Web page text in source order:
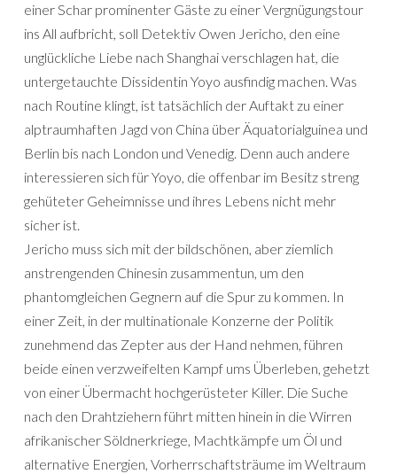
einer Schar prominenter Gäste zu einer Vergnügungstour
ins All aufbricht, soll Detektiv Owen Jericho, den eine
unglückliche Liebe nach Shanghai verschlagen hat, die
untergetauchte Dissidentin Yoyo ausfindig machen. Was
nach Routine klingt, ist tatsächlich der Auftakt zu einer
alptraumhaften Jagd von China über Äquatorialguinea und
Berlin bis nach London und Venedig. Denn auch andere
interessieren sich für Yoyo, die offenbar im Besitz streng
gehüteter Geheimnisse und ihres Lebens nicht mehr
sicher ist.
Jericho muss sich mit der bildschönen, aber ziemlich
anstrengenden Chinesin zusammentun, um den
phantomgleichen Gegnern auf die Spur zu kommen. In
einer Zeit, in der multinationale Konzerne der Politik
zunehmend das Zepter aus der Hand nehmen, führen
beide einen verzweifelten Kampf ums Überleben, gehetzt
von einer Übermacht hochgerüsteter Killer. Die Suche
nach den Drahtziehern führt mitten hinein in die Wirren
afrikanischer Söldnerkriege, Machtkämpfe um Öl und
alternative Energien, Vorherrschaftsträume im Weltraum